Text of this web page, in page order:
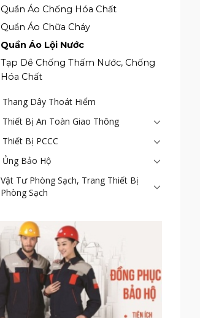
Quần Áo Chống Hóa Chất
Quần Áo Chữa Cháy
Quần Áo Lội Nước
Tạp Dề Chống Thấm Nước, Chống
Hóa Chất
Thang Dây Thoát Hiểm
Thiết Bị An Toàn Giao Thông
Thiết Bị PCCC
Ủng Bảo Hộ
Vật Tư Phòng Sạch, Trang Thiết Bị
Phòng Sạch